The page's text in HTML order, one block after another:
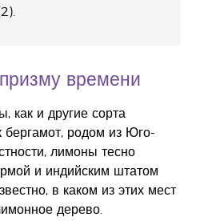
времени
как и другие сорта
бергамот, родом из Юго-
лимоны тесно
и индийским штатом
в каком из этих мест
дерево.